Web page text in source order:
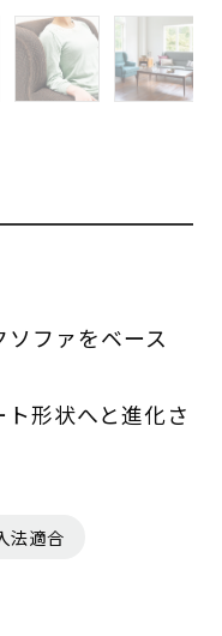
ファをベース
形状へと進化さ
法適合